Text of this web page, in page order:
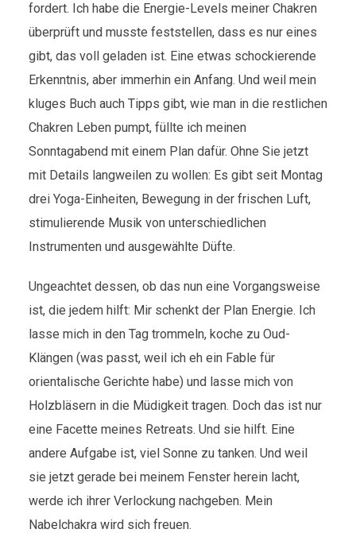
fordert. Ich habe die Energie-Levels meiner Chakren
überprüft und musste feststellen, dass es nur eines
gibt, das voll geladen ist. Eine etwas schockierende
Erkenntnis, aber immerhin ein Anfang. Und weil mein
kluges Buch auch Tipps gibt, wie man in die restlichen
Chakren Leben pumpt, füllte ich meinen
Sonntagabend mit einem Plan dafür. Ohne Sie jetzt
mit Details langweilen zu wollen: Es gibt seit Montag
drei Yoga-Einheiten, Bewegung in der frischen Luft,
stimulierende Musik von unterschiedlichen
Instrumenten und ausgewählte Düfte.
Ungeachtet dessen, ob das nun eine Vorgangsweise
ist, die jedem hilft: Mir schenkt der Plan Energie. Ich
lasse mich in den Tag trommeln, koche zu Oud-
Klängen (was passt, weil ich eh ein Fable für
orientalische Gerichte habe) und lasse mich von
Holzbläsern in die Müdigkeit tragen. Doch das ist nur
eine Facette meines Retreats. Und sie hilft. Eine
andere Aufgabe ist, viel Sonne zu tanken. Und weil
sie jetzt gerade bei meinem Fenster herein lacht,
werde ich ihrer Verlockung nachgeben. Mein
Nabelchakra wird sich freuen.